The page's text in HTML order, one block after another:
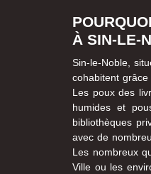
À SIN-LE-
Sin-le-Noble,
cohabitent
Les poux des
humides et
bibliothèques
avec de
Les nombreux
Ville ou les